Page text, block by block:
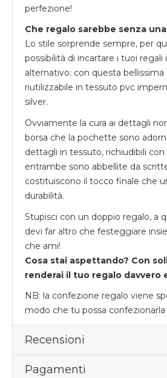
perfezione!
Che regalo sarebbe senza
Lo stile sorprende sempre, per
possibilità di incartare i tuoi regali
alternativo: con questa bellissima
riutilizzabile in tessuto pvc
silver.
Ovviamente la cura ai dettagli
borsa che la pochette sono
dettagli in tessuto, richiudibili con
entrambe sono abbellite da
costituiscono il tocco finale che
durabilità.
Stupisci con un doppio regalo, a
devi far altro che festeggiare
che ami!
Cosa stai aspettando? Con
renderai il tuo regalo davvero
NB: la confezione regalo viene
modo che tu possa
Recensioni
Pagamenti